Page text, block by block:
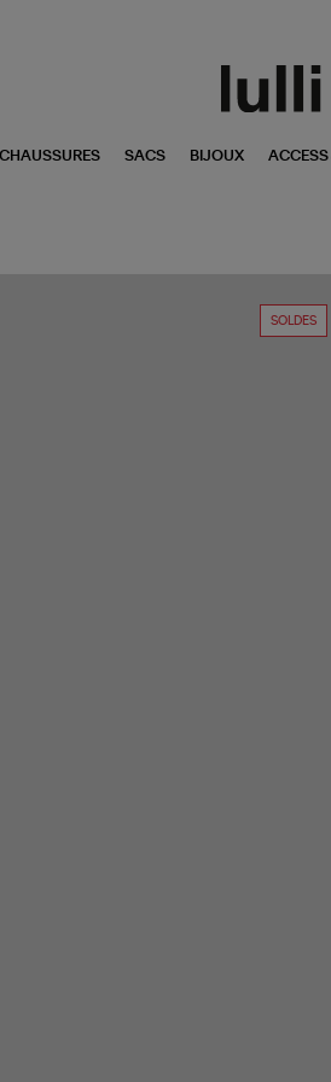
CHAUSSURES SACS BIJOUX ACCESS
SOLDES